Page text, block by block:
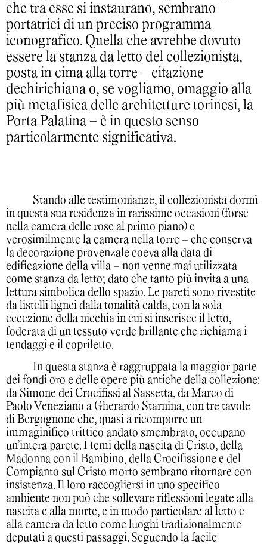
che tra esse si instaurano, sembrano
portatrici di un preciso programma
iconografico. Quella che avrebbe dovuto
essere la stanza da letto del collezionista,
posta in cima alla torre – citazione
dechirichiana o, se vogliamo, omaggio alla
più metafisica delle architetture torinesi, la
Porta Palatina – è in questo senso
particolarmente significativa.
Stando alle testimonianze, il collezionista dormì
in questa sua residenza in rarissime occasioni (forse
nella camera delle rose al primo piano) e
verosimilmente la camera nella torre – che conserva
la decorazione provenzale coeva alla data di
edificazione della villa – non venne mai utilizzata
come stanza da letto; dato che tanto più invita a una
lettura simbolica dello spazio. Le pareti sono rivestite
da listelli lignei dalla tonalità calda, con la sola
eccezione della nicchia in cui si inserisce il letto,
foderata di un tessuto verde brillante che richiama i
tendaggi e il copriletto.
In questa stanza è raggruppata la maggior parte
dei fondi oro e delle opere più antiche della collezione:
da Simone dei Crocifissi al Sassetta, da Marco di
Paolo Veneziano a Gherardo Starnina, con tre tavole
di Bergognone che, quasi a ricomporre un
immaginifico trittico andato smembrato, occupano
un’intera parete. I temi della nascita di Cristo, della
Madonna con il Bambino, della Crocifissione e del
Compianto sul Cristo morto sembrano ritornare con
insistenza. Il loro raccogliersi in uno specifico
ambiente non può che sollevare riflessioni legate alla
nascita e alla morte, e in modo particolare al letto e
alla camera da letto come luoghi tradizionalmente
deputati a questi passaggi. Seguendo la facile